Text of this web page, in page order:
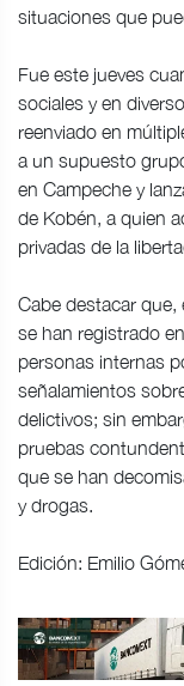
situaciones que
Fue este jueves
sociales y en
reenviado en
a un supuesto
en Campeche y
de Kobén, a quien
privadas de la
Cabe destacar que,
se han registrado
personas internas
señalamientos
delictivos; sin
pruebas
que se han
y drogas.
Edición: Emilio